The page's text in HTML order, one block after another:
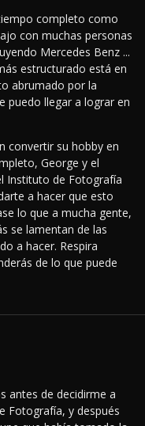
completo como
con muchas personas
Mercedes Benz ...
estructurado está en
abrumado por la
puedo llegar a lograr en
convertir su hobby en
George y el
Instituto de Fotografía
a hacer que esto
lo que a mucha gente,
se lamentan de las
a hacer. Respira
de lo que puede
antes de decidirme a
Fotografía, y después